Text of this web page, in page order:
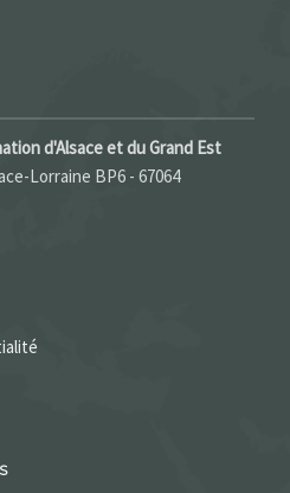
d'Alsace et du Grand Est
Lorraine BP6 - 67064